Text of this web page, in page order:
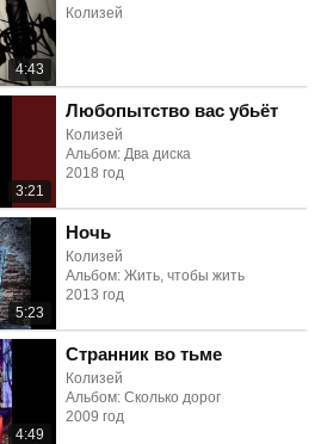
4:43
Колизей
3:21
Любопытство вас убьёт
Колизей
Альбом: Два диска
2018 год
5:23
Ночь
Колизей
Альбом: Жить, чтобы жить
2013 год
4:49
Странник во тьме
Колизей
Альбом: Сколько дорог
2009 год